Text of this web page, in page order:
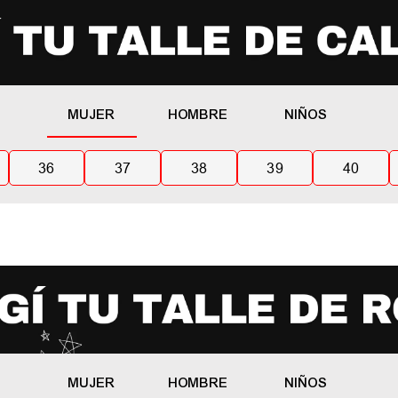
MUJER HOMBRE NIÑOS
36 37 38 39 40
MUJER HOMBRE NIÑOS